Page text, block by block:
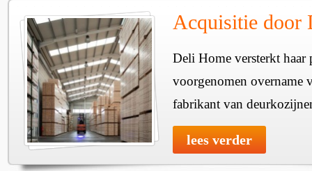
Acquisitie door
Deli Home versterkt haar
voorgenomen overname
fabrikant van
lees verder